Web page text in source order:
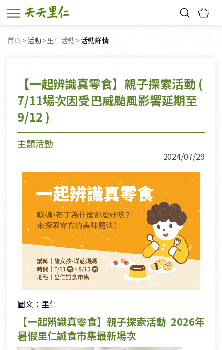
首頁 活動 里仁活動 目前頁面：
活動詳情
【一起辨識真零食】親子探索活動 (
7/11場次因受巴威颱風影響延期至
9/12 )
主題活動
2024/07/29
圖文：里仁
【一起辨識真零食】親子探索活動 2026年
暑假里仁誠食市集最新場次